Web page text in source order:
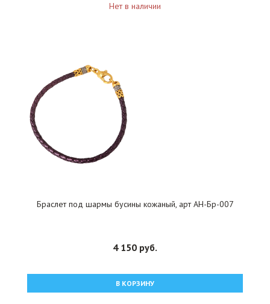
Нет в наличии
Браслет под шармы бусины кожаный, арт АН-Бр-007
4 150 руб.
В КОРЗИНУ